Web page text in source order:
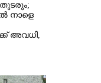
നാളെ
അവധി,​